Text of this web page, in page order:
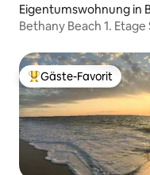
Eigentumswohnung in
Bethany Beach 1.
Beliebter Gäste-Favorit.
Gäste-Favorit